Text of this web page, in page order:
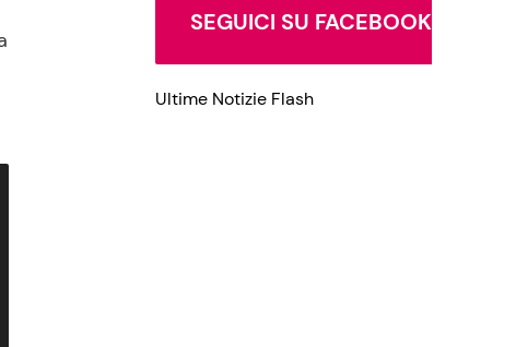
SEGUICI SU FACEBOOK
Ultime Notizie Flash